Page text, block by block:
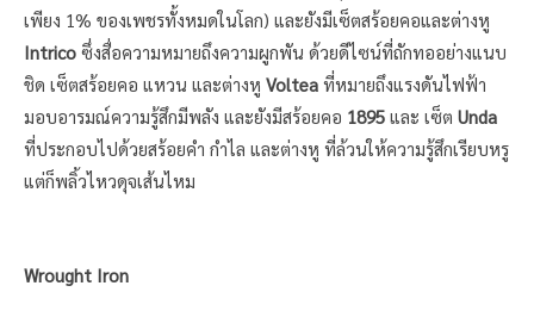
เพียง 1% ของเพชรทั้งหมดในโลก) และยังมีเซ็ตสร้อยคอและต่างหู
Intrico ซึ่งสื่อความหมายถึงความผูกพัน ด้วยดีไซน์ที่ถักทออย่างแนบ
ชิด เซ็ตสร้อยคอ แหวน และต่างหู Voltea ที่หมายถึงแรงดันไฟฟ้า
มอบอารมณ์ความรู้สึกมีพลัง และยังมีสร้อยคอ 1895 และ เซ็ต Unda
ที่ประกอบไปด้วยสร้อยคำ กำไล และต่างหู ที่ล้วนให้ความรู้สึกเรียบหรู
แต่ก็พลิ้วไหวดุจเส้นไหม
Wrought Iron